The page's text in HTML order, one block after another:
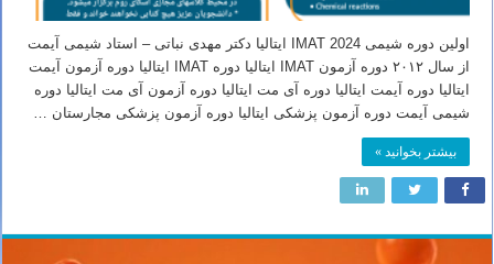
اولین دوره شیمی IMAT 2024 ایتالیا دکتر مهدی نباتی – استاد شیمی آیمت
از سال ۲۰۱۲ دوره آزمون IMAT ایتالیا دوره IMAT ایتالیا دوره آزمون آیمت
ایتالیا دوره آیمت ایتالیا دوره آی مت ایتالیا دوره آزمون آی مت ایتالیا دوره
شیمی آیمت دوره آزمون پزشکی ایتالیا دوره آزمون پزشکی مجارستان …
بیشتر بخوانید »